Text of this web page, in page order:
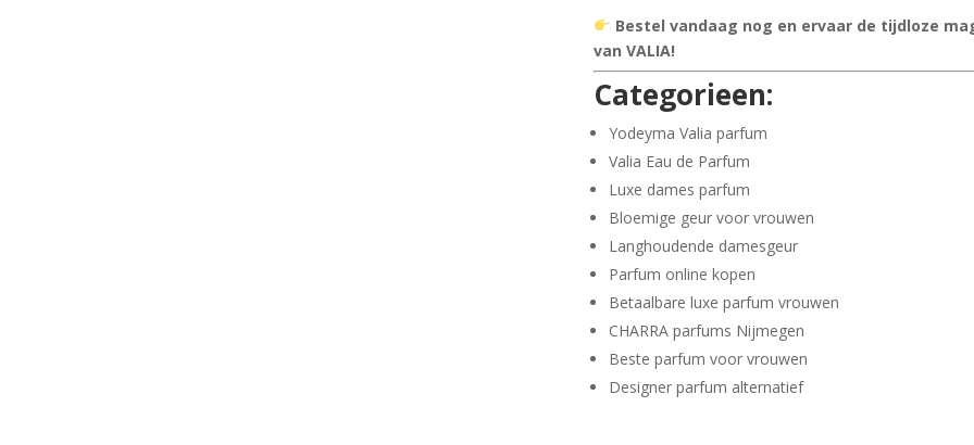
Bestel vandaag nog en ervaar de tijdloze
van VALIA!
Categorieen:
Yodeyma Valia parfum
Valia Eau de Parfum
Luxe dames parfum
Bloemige geur voor vrouwen
Langhoudende damesgeur
Parfum online kopen
Betaalbare luxe parfum vrouwen
CHARRA parfums Nijmegen
Beste parfum voor vrouwen
Designer parfum alternatief